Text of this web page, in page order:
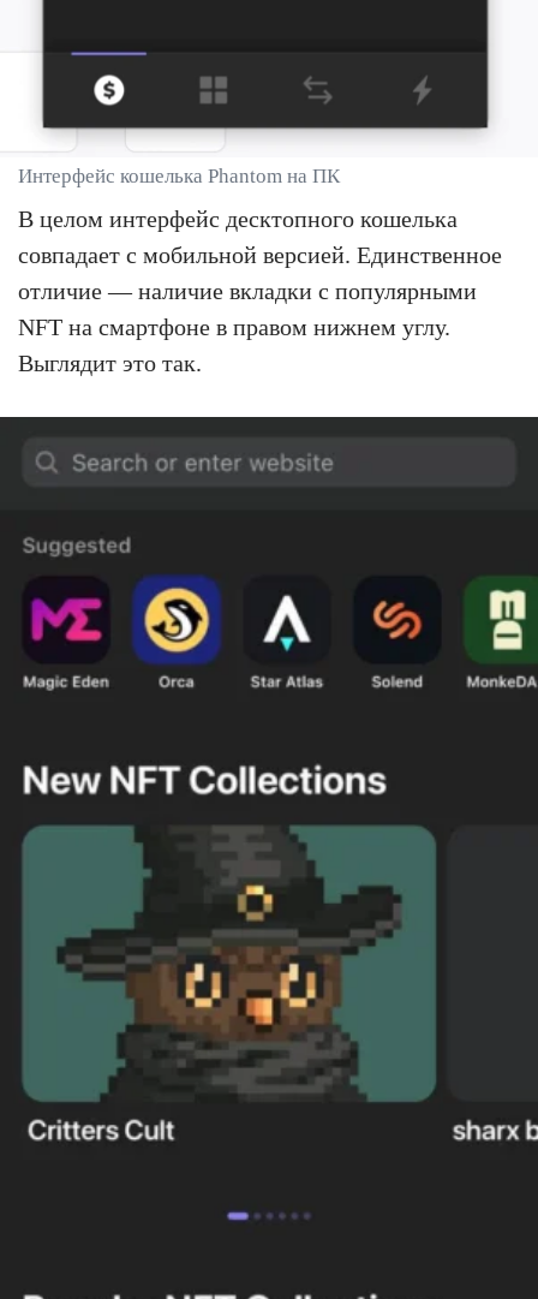
Интерфейс кошелька Phantom на ПК
В целом интерфейс десктопного кошелька
совпадает с мобильной версией. Единственное
отличие — наличие вкладки с популярными
NFT на смартфоне в правом нижнем углу.
Выглядит это так.